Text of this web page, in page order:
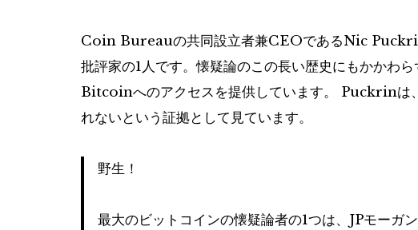
Coin Bureauの共同設立者兼CEOであるNic
批評家の1人です。懐疑論のこの長い歴史にもかかわ
Bitcoinへのアクセスを提供しています。 Puckrinは
れないという証拠として見ています。
野生！
最大のビットコインの懐疑論者の1つは、JPモーガ